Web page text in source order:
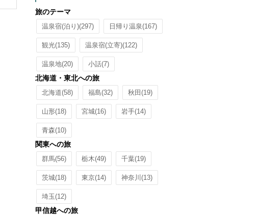
旅のテーマ
温泉宿(泊り)(297) 日帰り温泉(167)
観光(135) 温泉宿(立寄)(122)
温泉地(20) 小話(7)
北海道・東北への旅
北海道(58) 福島(32) 秋田 (19)
山形(18) 宮城(16) 岩手(14)
青森(10)
関東への旅
群馬(56) 栃木(49) 千葉(19)
茨城(18) 東京(14) 神奈川 (13)
埼玉(12)
甲信越への旅